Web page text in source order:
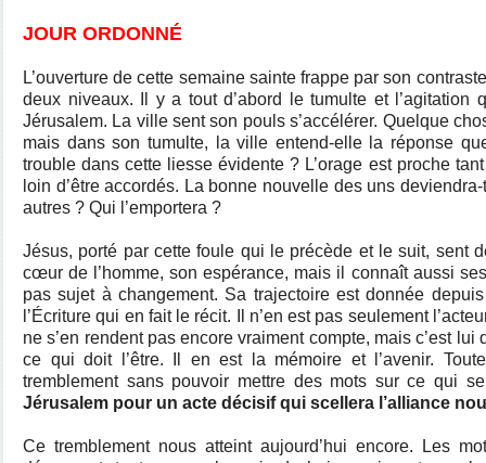
JOUR ORDONNÉ
L’ouverture de cette semaine sainte frappe par son
deux niveaux. Il y a tout d’abord le tumulte et l’agitation
Jérusalem. La ville sent son pouls s’accélérer. Quelque
mais dans son tumulte, la ville entend-elle la réponse
trouble dans cette liesse évidente ? L’orage est proche
loin d’être accordés. La bonne nouvelle des uns
autres ? Qui l’emportera ?
Jésus, porté par cette foule qui le précède et le suit, sent
cœur de l’homme, son espérance, mais il connaît aussi
pas sujet à changement. Sa trajectoire est donnée
l’Écriture qui en fait le récit. Il n’en est pas seulement
ne s’en rendent pas encore vraiment compte, mais c’est lui
ce qui doit l’être. Il en est la mémoire et l’avenir.
tremblement sans pouvoir mettre des mots sur ce qui
Jérusalem pour un acte décisif qui scellera l’alliance
Ce tremblement nous atteint aujourd’hui encore. Les